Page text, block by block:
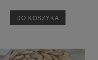
DO KOSZYKA